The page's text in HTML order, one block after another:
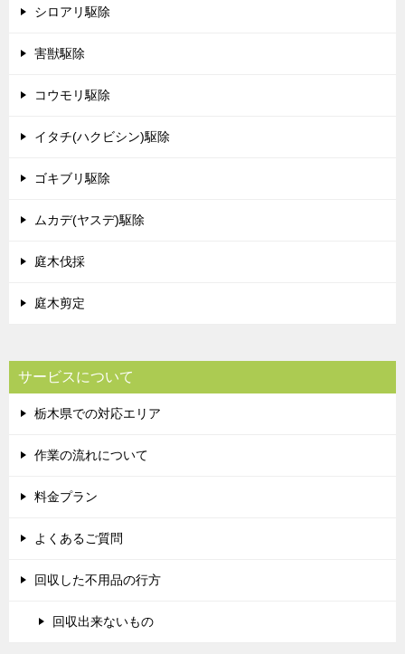
シロアリ駆除
害獣駆除
コウモリ駆除
イタチ(ハクビシン)駆除
ゴキブリ駆除
ムカデ(ヤスデ)駆除
庭木伐採
庭木剪定
サービスについて
栃木県での対応エリア
作業の流れについて
料金プラン
よくあるご質問
回収した不用品の行方
回収出来ないもの